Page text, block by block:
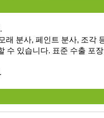
래 분사, 페인트 분사, 조각
수 있습니다. 표준 수출 포